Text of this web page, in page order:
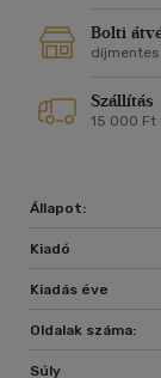
Bolti
díjmentes
Szállítás
15 000
Állapot:
Kiadó
Kiadás éve
Oldalak száma:
Súly